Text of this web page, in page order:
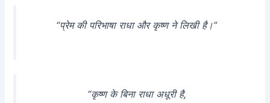
“प्रेम की परिभाषा राधा और कृष्ण ने लिखी है।”
“कृष्ण के बिना राधा अधूरी है,